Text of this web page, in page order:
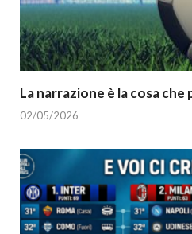
La narrazione è la cosa che
02/05/2026